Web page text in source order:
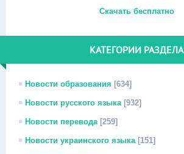
Скачать бесплатно
КАТЕГОРИИ РАЗДЕЛА
Новости образования [634]
Новости русского языка [932]
Новости перевода [259]
Новости украинского языка [151]